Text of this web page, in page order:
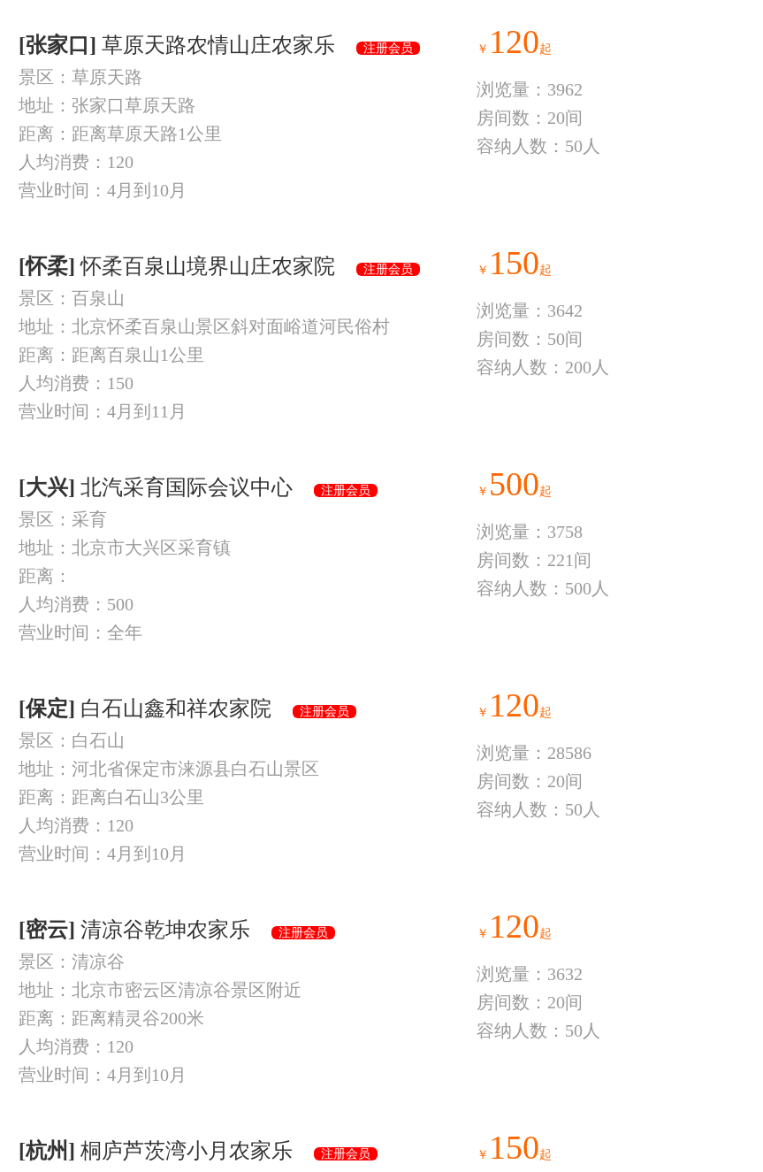
[张家口] 草原天路农情山庄农家乐 注册会员
景区：草原天路
地址：张家口草原天路
距离：距离草原天路1公里
人均消费：120
营业时间：4月到10月
￥ 120起
浏览量：3962
房间数：20间
容纳人数：50人
[怀柔] 怀柔百泉山境界山庄农家院 注册会员
景区：百泉山
地址：北京怀柔百泉山景区斜对面峪道河民俗村
距离：距离百泉山1公里
人均消费：150
营业时间：4月到11月
￥ 150起
浏览量：3642
房间数：50间
容纳人数：200人
[大兴] 北汽采育国际会议中心 注册会员
景区：采育
地址：北京市大兴区采育镇
距离：
人均消费：500
营业时间：全年
￥ 500起
浏览量：3758
房间数：221间
容纳人数：500人
[保定] 白石山鑫和祥农家院 注册会员
景区：白石山
地址：河北省保定市涞源县白石山景区
距离：距离白石山3公里
人均消费：120
营业时间：4月到10月
￥ 120起
浏览量：28586
房间数：20间
容纳人数：50人
[密云] 清凉谷乾坤农家乐 注册会员
景区：清凉谷
地址：北京市密云区清凉谷景区附近
距离：距离精灵谷200米
人均消费：120
营业时间：4月到10月
￥ 120起
浏览量：3632
房间数：20间
容纳人数：50人
[杭州] 桐庐芦茨湾小月农家乐 注册会员 ￥ 150起